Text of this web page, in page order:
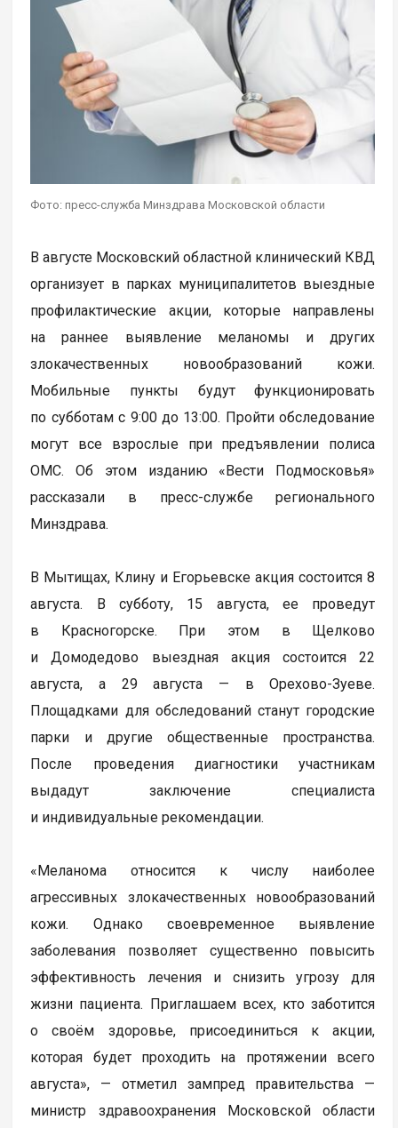
Фото: пресс-служба Минздрава Московской области
В августе Московский областной клинический КВД
организует в парках муниципалитетов выездные
профилактические акции, которые направлены
на раннее выявление меланомы и других
злокачественных новообразований кожи.
Мобильные пункты будут функционировать
по субботам с 9:00 до 13:00. Пройти обследование
могут все взрослые при предъявлении полиса
ОМС. Об этом изданию «Вести Подмосковья»
рассказали в пресс-службе регионального
Минздрава.
В Мытищах, Клину и Егорьевске акция состоится 8
августа. В субботу, 15 августа, ее проведут
в Красногорске. При этом в Щелково
и Домодедово выездная акция состоится 22
августа, а 29 августа — в Орехово-Зуеве.
Площадками для обследований станут городские
парки и другие общественные пространства.
После проведения диагностики участникам
выдадут заключение специалиста
и индивидуальные рекомендации.
«Меланома относится к числу наиболее
агрессивных злокачественных новообразований
кожи. Однако своевременное выявление
заболевания позволяет существенно повысить
эффективность лечения и снизить угрозу для
жизни пациента. Приглашаем всех, кто заботится
о своём здоровье, присоединиться к акции,
которая будет проходить на протяжении всего
августа», — отметил зампред правительства —
министр здравоохранения Московской области